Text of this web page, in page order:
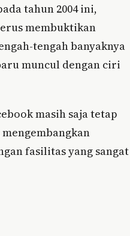
tahun 2004 ini,
membuktikan
tengah banyaknya
muncul dengan ciri
masih saja tetap
fasilitas yang sangat